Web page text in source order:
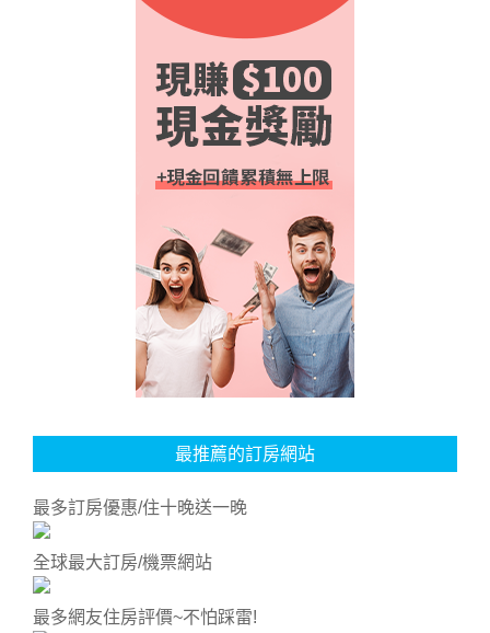
最推薦的訂房網站
最多訂房優惠/住十晚送一晚
全球最大訂房/機票網站
最多網友住房評價~不怕踩雷!